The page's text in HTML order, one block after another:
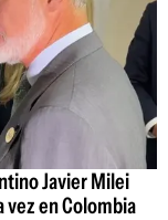
Javier Milei
vez en Colombia